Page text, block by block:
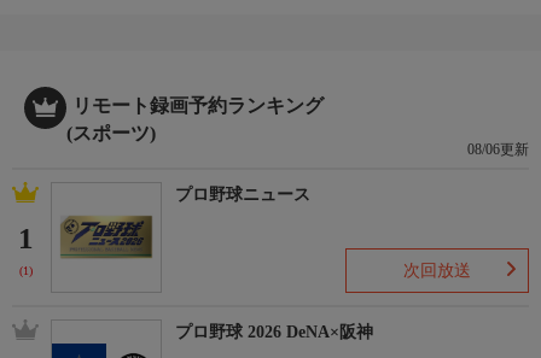
リモート録画予約ランキング
(スポーツ)
08/06更新
1
(1)
プロ野球ニュース
次回放送
プロ野球 2026 DeNA×阪神